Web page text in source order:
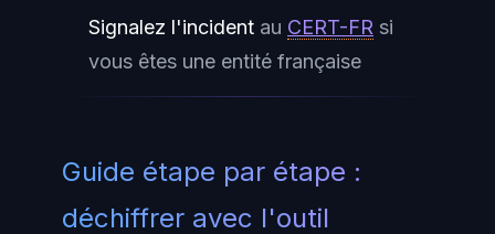
Signalez l'incident au CERT-FR si
vous êtes une entité française
Guide étape par étape :
déchiffrer avec l'outil